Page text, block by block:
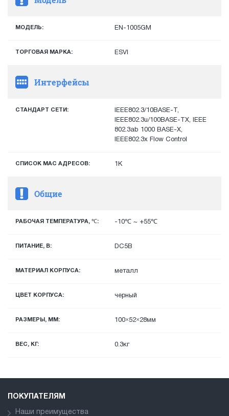
МОДЕЛЬ: EN-1005GM
ТОРГОВАЯ МАРКА: ESVI
Интерфейсы
СТАНДАРТ СЕТИ:
IEEE802.3/10BASE-T,
IEEE802.3u/100BASE-TX, IEEE
802.3ab 1000 BASE-X,
IEEE802.3x Flow Control
СПИСОК MAC АДРЕСОВ: 1К
Общие
РАБОЧАЯ ТЕМПЕРАТУРА, ℃: -10℃ ~ +55℃
ПИТАНИЕ, В: DC5В
МАТЕРИАЛ КОРПУСА: металл
ЦВЕТ КОРПУСА: черный
РАЗМЕРЫ, ММ: 100×52×28мм
ВЕС, КГ: 0.3кг
ПОКУПАТЕЛЯМ
Наши преимущества